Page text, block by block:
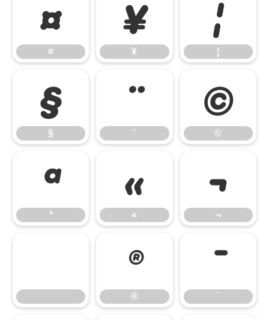
¤
¤
¥
¥
¦
¦
§
§
¨
¨
©
©
ª
ª
«
«
¬
¬
®
®
¯
¯